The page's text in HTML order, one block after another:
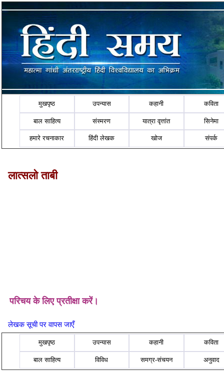
मुखपृष्ठ उपन्यास कहानी कविता
बाल साहित्य संस्मरण यात्रा वृत्तांत सिनेमा
हमारे रचनाकार हिंदी लेखक खोज संपर्क
लात्सलो ताबी
परिचय के लिए प्रतीक्षा करें।
लेखक सूची पर वापस जाएँ
मुखपृष्ठ उपन्यास कहानी कविता
बाल साहित्य विविध समग्र-संचयन अनुवाद